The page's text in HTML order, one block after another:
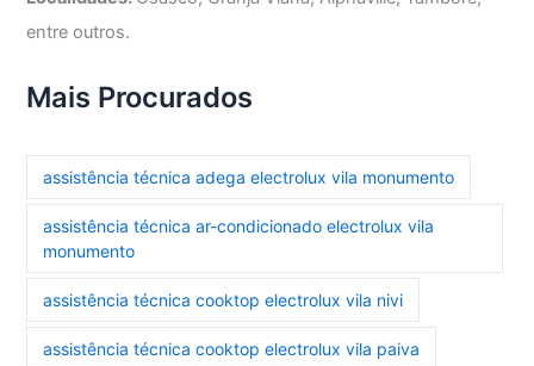
entre outros.
Mais Procurados
assistência técnica adega electrolux vila monumento
assistência técnica ar-condicionado electrolux vila
monumento
assistência técnica cooktop electrolux vila nivi
assistência técnica cooktop electrolux vila paiva